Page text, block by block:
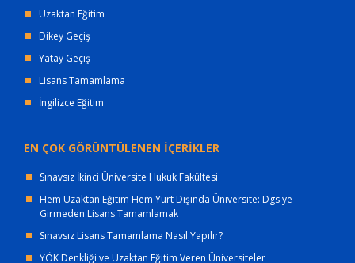
Uzaktan Eğitim
Dikey Geçiş
Yatay Geçiş
Lisans Tamamlama
İngilizce Eğitim
EN ÇOK GÖRÜNTÜLENEN İÇERİKLER
Sınavsız İkinci Üniversite Hukuk Fakültesi
Hem Uzaktan Eğitim Hem Yurt Dışında Üniversite: Dgs'ye
Girmeden Lisans Tamamlamak
Sınavsız Lisans Tamamlama Nasıl Yapılır?
YÖK Denkliği ve Uzaktan Eğitim Veren Üniversiteler